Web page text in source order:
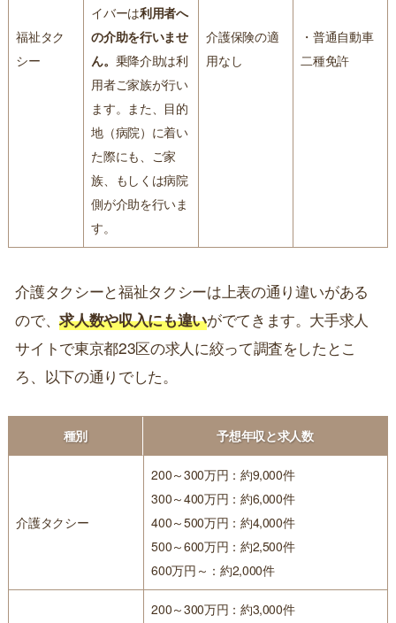
福祉タク
シー
イバーは利用者へ
の介助を行いませ
ん。 乗降介助は利
用者ご家族が行い
ます。また、目的
地（病院）に着い
た際にも、ご家
族、もしくは病院
側が介助を行いま
す。
介護保険の適
用なし
・普通自動車
二種免許
介護タクシーと福祉タクシーは上表の通り違いがある
ので、求人数や収入にも違いがでてきます。大手求人
サイトで東京都23区の求人に絞って調査をしたとこ
ろ、以下の通りでした。
種別 予想年収と求人数
介護タクシー
200～300万円：約9,000件
300～400万円：約6,000件
400～500万円：約4,000件
500～600万円：約2,500件
600万円～：約2,000件
200～300万円：約3,000件